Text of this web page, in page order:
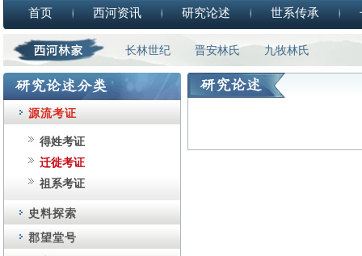
首页 西河资讯 研究论述 世系传承
长林世纪 晋安林氏 九牧林氏
源流考证
得姓考证
迁徙考证
祖系考证
史料探索
郡望堂号